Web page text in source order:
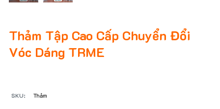
Thảm Tập Cao Cấp Chuyển Đổi
Vóc Dáng TRME
SKU: Thảm